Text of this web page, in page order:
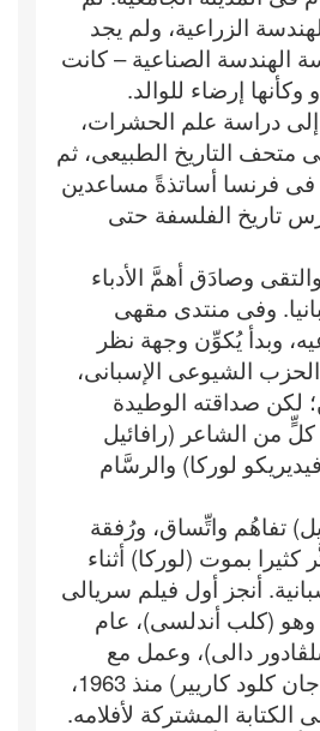
الزراعية، ولم يجد
الهندسة الصناعية – كانت
وكأنها إرضاء للوالد.
دراسة علم الحشرات،
التاريخ الطبيعى، ثم
فى فرنسا أساتذةً مساعدين
تاريخ الفلسفة حتى
وصادَق أهمَّ الأدباء
وفى منتدى مقهى
وبدأ يُكوِّن وجهة نظر
الشيوعى الإسبانى،
لكن صداقته الوطيدة
من الشاعر (رافائيل
لوركا) والرسَّام
تفاهُم واتِّساق، ورُفقة
بموت (لوركا) أثناء
أنجز أول فيلم سريالى
وهو (كلب أندلسى)، عام
(سلڤادور دالى)، وعمل مع
صديقه الفرنسى (جان كلود كاريير) منذ 1963،